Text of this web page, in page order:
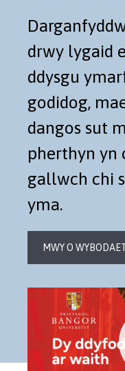
drwy lygaid
ddysgu
godidog,
dangos sut
pherthyn yn
gallwch chi
yma.
MWY O